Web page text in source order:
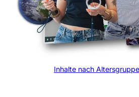
Inhalte nach